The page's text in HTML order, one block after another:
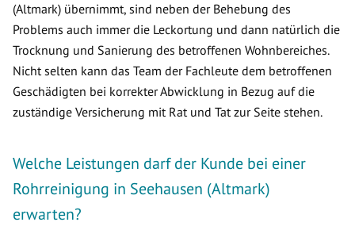
(Altmark) übernimmt, sind neben der Behebung des
Problems auch immer die Leckortung und dann natürlich die
Trocknung und Sanierung des betroffenen Wohnbereiches.
Nicht selten kann das Team der Fachleute dem betroffenen
Geschädigten bei korrekter Abwicklung in Bezug auf die
zuständige Versicherung mit Rat und Tat zur Seite stehen.
Welche Leistungen darf der Kunde bei einer
Rohrreinigung in Seehausen (Altmark)
erwarten?